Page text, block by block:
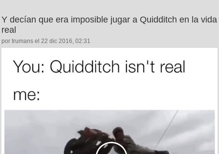
Y decían que era imposible jugar a Quidditch en la vida
real
por trumans el 22 dic 2016, 02:31